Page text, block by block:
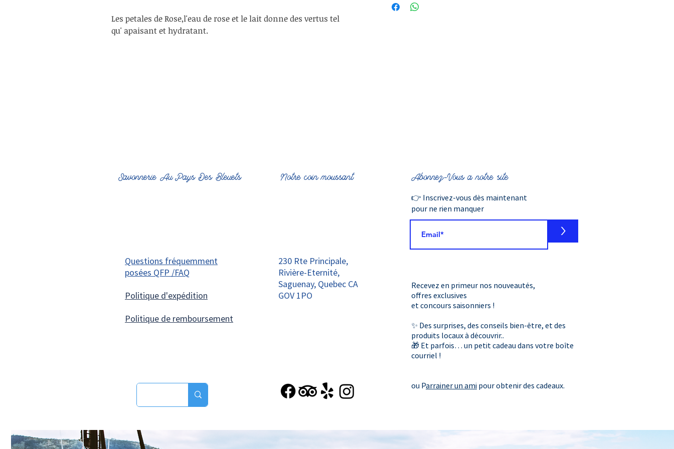
Les petales de Rose,l'eau de rose et le lait donne des vertus tel
qu' apaisant et hydratant.
(olive),Cocoat(coco), Sunflowerate (tournesol),
Savonnerie Au Pays Des Bleuets Notre coin moussant Abonnez-Vous a notre site
👉 Inscrivez-vous dès maintenant
pour ne rien manquer
Questions fréquemment
posées QFP /FAQ
Politique d'expédition
Politique de remboursement
230 Rte Principale,
Rivière-Eternité,
Saguenay, Quebec CA
GOV 1PO
>
Recevez en primeur nos nouveautés,
offres exclusives
et concours​ saisonniers !
✨ Des surprises, des conseils bien-être, et des
produits locaux à découvrir..
🎁 Et parfois… un petit cadeau dans votre boîte
courriel !
ou Parrainer un ami pour obtenir des cadeaux.